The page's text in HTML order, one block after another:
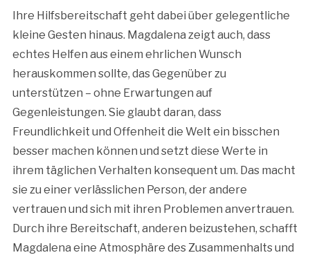
Ihre Hilfsbereitschaft geht dabei über gelegentliche
kleine Gesten hinaus. Magdalena zeigt auch, dass
echtes Helfen aus einem ehrlichen Wunsch
herauskommen sollte, das Gegenüber zu
unterstützen – ohne Erwartungen auf
Gegenleistungen. Sie glaubt daran, dass
Freundlichkeit und Offenheit die Welt ein bisschen
besser machen können und setzt diese Werte in
ihrem täglichen Verhalten konsequent um. Das macht
sie zu einer verlässlichen Person, der andere
vertrauen und sich mit ihren Problemen anvertrauen.
Durch ihre Bereitschaft, anderen beizustehen, schafft
Magdalena eine Atmosphäre des Zusammenhalts und